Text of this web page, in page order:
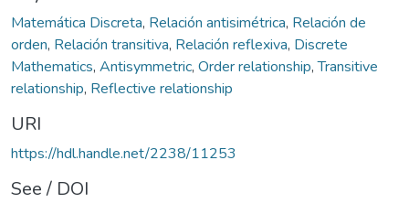
Matemática Discreta, Relación antisimétrica, Relación de
orden, Relación transitiva, Relación reflexiva, Discrete
Mathematics, Antisymmetric, Order relationship,Transitive
relationship, Reflective relationship
URI
https://hdl.handle.net/2238/11253
See / DOI